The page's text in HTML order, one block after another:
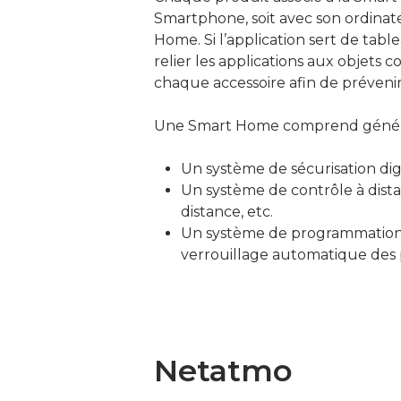
Smartphone, soit avec son
Home. Si l’application sert de
relier les applications aux objets
chaque accessoire afin de
Une Smart Home comprend
Un système de sécurisation
Un système de contrôle à
distance, etc.
Un système de
verrouillage automatique des
Netatmo